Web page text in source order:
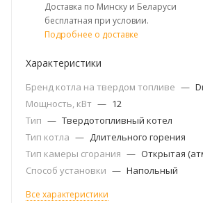
Доставка по Минску и Беларуси
бесплатная при условии.
Подробнее о доставке
Характеристики
Бренд котла на твердом топливе —
Мощность, кВт — 12
Тип — Твердотопливный котел
Тип котла — Длительного горения
Тип камеры сгорания — Открытая
Способ установки — Напольный
Все характеристики